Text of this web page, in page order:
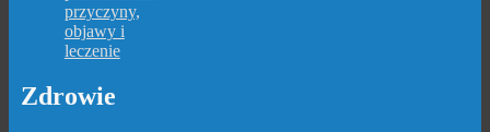
przyczyny,
objawy i
leczenie
Zdrowie